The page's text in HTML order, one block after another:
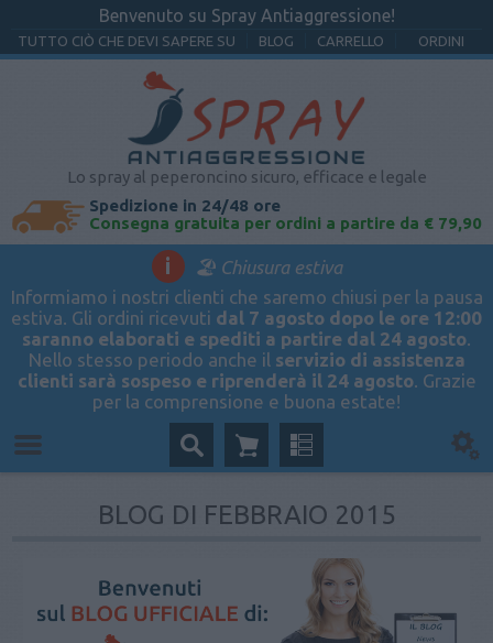
Benvenuto su Spray Antiaggressione!
TUTTO CIÒ CHE DEVI SAPERE SU BLOG CARRELLO ORDINI
Lo spray al peperoncino sicuro, efficace e legale
Spedizione in 24/48 ore
Consegna gratuita per ordini a partire da € 79,90
i
🏖️ Chiusura estiva
Informiamo i nostri clienti che saremo chiusi per la pausa
estiva. Gli ordini ricevuti dal 7 agosto dopo le ore 12:00
saranno elaborati e spediti a partire dal 24 agosto.
Nello stesso periodo anche il servizio di assistenza
clienti sarà sospeso e riprenderà il 24 agosto. Grazie
per la comprensione e buona estate!
BLOG DI FEBBRAIO 2015